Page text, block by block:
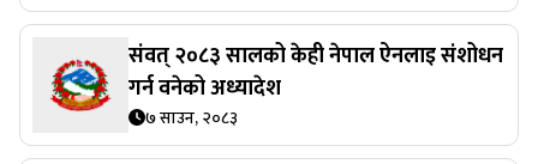
संवत् २०८३ सालको केही नेपाल ऐनलाइ संशोधन
गर्न वनेको अध्यादेश
७ साउन, २०८३